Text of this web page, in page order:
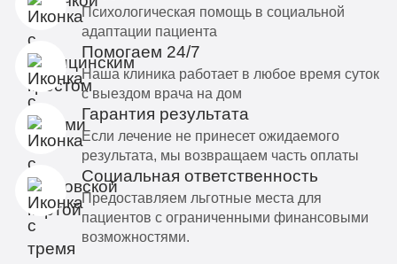
Психологическая помощь в социальной
адаптации пациента
Помогаем 24/7
Наша клиника работает в любое время суток
с выездом врача на дом
Гарантия результата
Если лечение не принесет ожидаемого
результата, мы возвращаем часть оплаты
Социальная ответственность
Предоставляем льготные места для
пациентов с ограниченными финансовыми
возможностями.